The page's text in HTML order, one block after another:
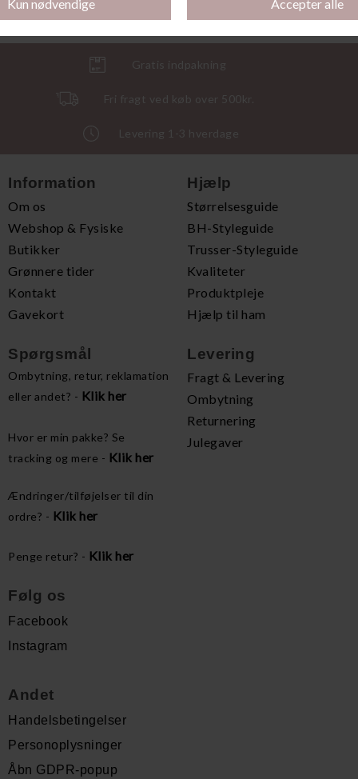
Gratis indpakning
Fri fragt ved køb over 500kr.
Levering 1-3 hverdage
Information
Om os
Webshop & Fysiske
Butikker
Grønnere tider
Kontakt
Gavekort
Hjælp
Størrelsesguide
BH-Styleguide
Trusser-Styleguide
Kvaliteter
Produktpleje
Hjælp til ham
Spørgsmål
Ombytning, retur, reklamation
eller andet? - Klik her
Hvor er min pakke? Se
tracking og mere - Klik her
Ændringer/tilføjelser til din
ordre? - Klik her
Penge retur? - Klik her
Levering
Fragt & Levering
Ombytning
Returnering
Julegaver
Følg os
Facebook
Instagram
Andet
Handelsbetingelser
Personoplysninger
Åbn GDPR-popup